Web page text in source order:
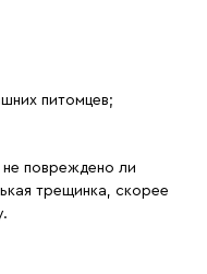
питомцев;
повреждено ли
трещинка, скорее